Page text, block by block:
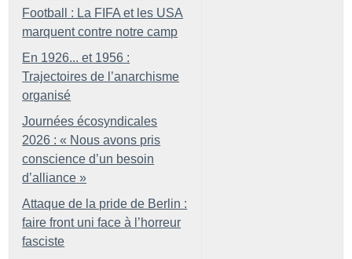
Football : La FIFA et les USA
marquent contre notre camp
En 1926... et 1956 :
Trajectoires de l’anarchisme
organisé
Journées écosyndicales
2026 : « Nous avons pris
conscience d’un besoin
d’alliance »
Attaque de la pride de Berlin :
faire front uni face à l’horreur
fasciste